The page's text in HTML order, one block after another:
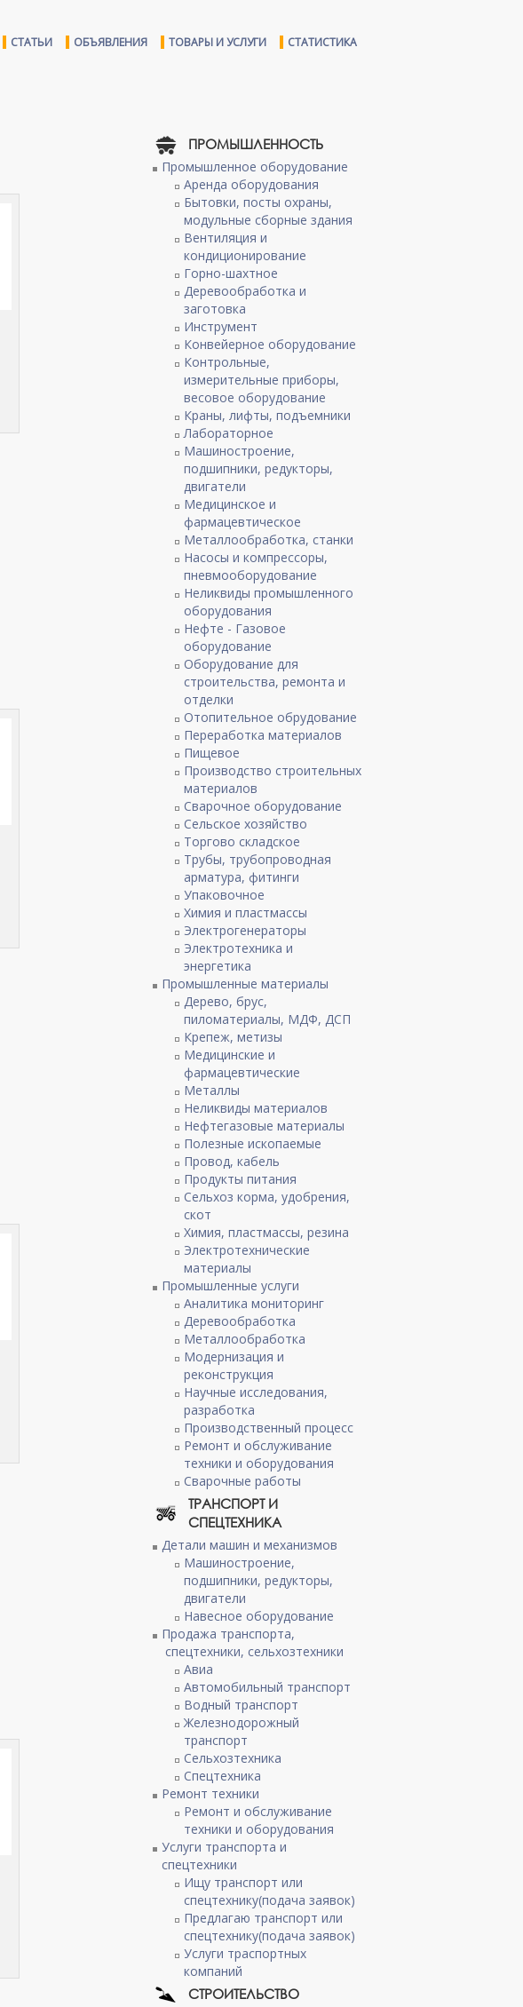
СТАТЬИ ОБЪЯВЛЕНИЯ ТОВАРЫ И УСЛУГИ СТАТИСТИКА
ПРОМЫШЛЕННОСТЬ
Промышленное оборудование
Аренда оборудования
Бытовки, посты охраны,
модульные сборные здания
Вентиляция и
кондиционирование
Горно-шахтное
Деревообработка и
заготовка
Инструмент
Конвейерное оборудование
Контрольные,
измерительные приборы,
весовое оборудование
Краны, лифты, подъемники
Лабораторное
Машиностроение,
подшипники, редукторы,
двигатели
Медицинское и
фармацевтическое
Металлообработка, станки
Насосы и компрессоры,
пневмооборудование
Неликвиды промышленного
оборудования
Нефте - Газовое
оборудование
Оборудование для
строительства, ремонта и
отделки
Отопительное обрудование
Переработка материалов
Пищевое
Производство строительных
материалов
Сварочное оборудование
Сельское хозяйство
Торгово складское
Трубы, трубопроводная
арматура, фитинги
Упаковочное
Химия и пластмассы
Электрогенераторы
Электротехника и
энергетика
Промышленные материалы
Дерево, брус,
пиломатериалы, МДФ, ДСП
Крепеж, метизы
Медицинские и
фармацевтические
Металлы
Неликвиды материалов
Нефтегазовые материалы
Полезные ископаемые
Провод, кабель
Продукты питания
Сельхоз корма, удобрения,
скот
Химия, пластмассы, резина
Электротехнические
материалы
Промышленные услуги
Аналитика мониторинг
Деревообработка
Металлообработка
Модернизация и
реконструкция
Научные исследования,
разработка
Производственный процесс
Ремонт и обслуживание
техники и оборудования
Сварочные работы
ТРАНСПОРТ И
СПЕЦТЕХНИКА
Детали машин и механизмов
Машиностроение,
подшипники, редукторы,
двигатели
Навесное оборудование
Продажа транспорта,
спецтехники, сельхозтехники
Авиа
Автомобильный транспорт
Водный транспорт
Железнодорожный
транспорт
Сельхозтехника
Спецтехника
Ремонт техники
Ремонт и обслуживание
техники и оборудования
Услуги транспорта и
спецтехники
Ищу транспорт или
спецтехнику(подача заявок)
Предлагаю транспорт или
спецтехнику(подача заявок)
Услуги траспортных
компаний
СТРОИТЕЛЬСТВО